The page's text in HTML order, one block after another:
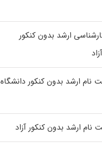
ارشد بدون کنکور
نام ارشد بدون کنکور دانشگاه
نام ارشد بدون کنکور آزاد